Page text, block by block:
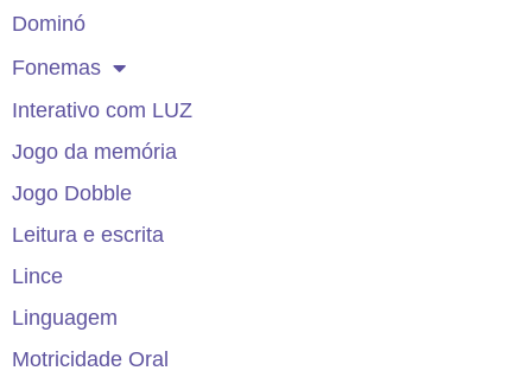
Dominó
Fonemas
Interativo com LUZ
Jogo da memória
Jogo Dobble
Leitura e escrita
Lince
Linguagem
Motricidade Oral